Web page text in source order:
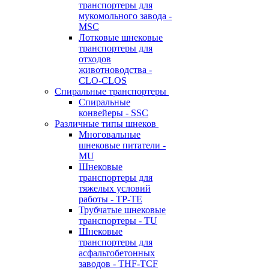
транспортеры для
мукомольного завода -
MSC
Лотковые шнековые
транспортеры для
отходов
животноводства -
CLO-CLOS
Спиральные транспортеры
Спиральные
конвейеры - SSC
Различные типы шнеков
Многовальные
шнековые питатели -
MU
Шнековые
транспортеры для
тяжелых условий
работы - TP-TE
Трубчатые шнековые
транспортеры - TU
Шнековые
транспортеры для
асфальтобетонных
заводов - THF-TCF